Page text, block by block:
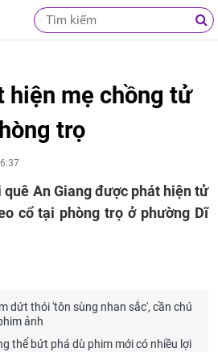
hiện mẹ chồng tử
trọ
An Giang được phát hiện tử
cổ tại phòng trọ ở phường Dĩ
dứt thói 'tôn sùng nhan sắc', cần chú
ảnh
thể bứt phá dù phim mới có nhiều lợi